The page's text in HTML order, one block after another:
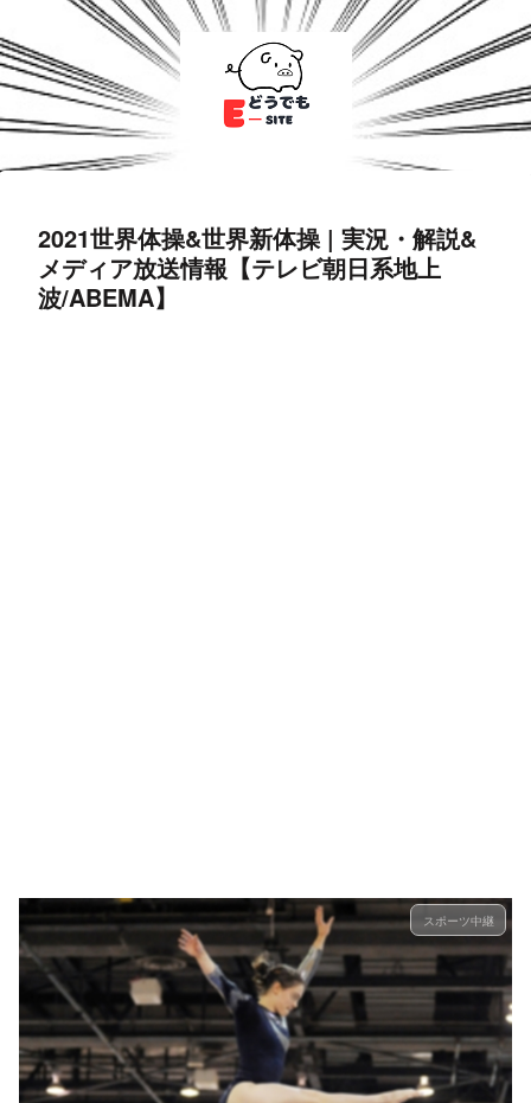
2021世界体操&世界新体操 | 実況・解説&
メディア放送情報【テレビ朝日系地上
波/ABEMA】
スポーツ中継